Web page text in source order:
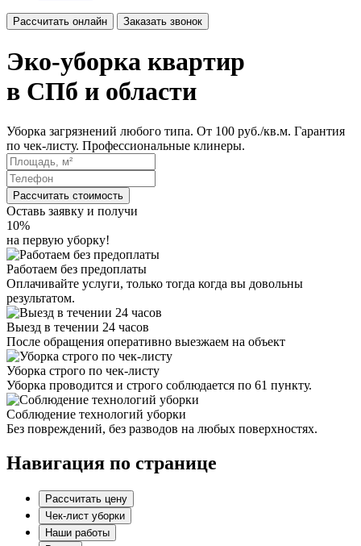
Рассчитать онлайн Заказать звонок
Эко-уборка квартир
в СПб и области
Уборка загрязнений любого типа. От 100 руб./кв.м. Гарантия
по чек-листу. Профессиональные клинеры.
Рассчитать стоимость
Оставь заявку и получи
10%
на первую уборку!
Работаем без предоплаты
Оплачивайте услуги, только тогда когда вы довольны
результатом.
Выезд в течении 24 часов
После обращения оперативно выезжаем на объект
Уборка строго по чек-листу
Уборка проводится и строго соблюдается по 61 пункту.
Соблюдение технологий уборки
Без повреждений, без разводов на любых поверхностях.
Навигация по странице
Рассчитать цену
Чек-лист уборки
Наши работы